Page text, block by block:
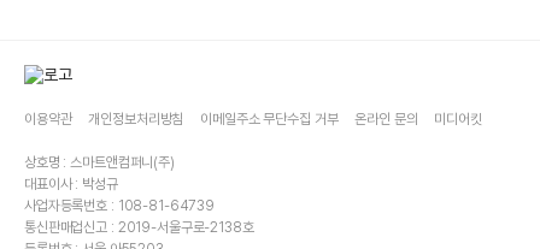
이용약관 개인정보처리방침 이메일주소 무단수집 거부 온라인 문의 미디어킷
상호명 : 스마트앤컴퍼니(주)
대표이사 : 박성규
사업자등록번호 : 108-81-64739
통신판매업신고 : 2019-서울구로-2138호